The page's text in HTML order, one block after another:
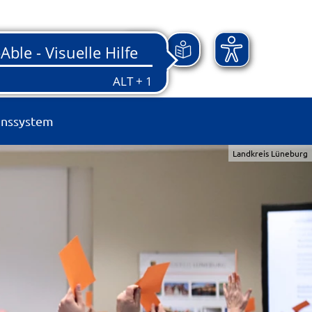
Landkreis Lüneburg